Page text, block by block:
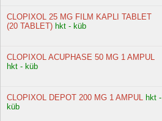
CLOPIXOL 25 MG FILM KAPLI TABLET
(20 TABLET) hkt - küb
CLOPIXOL ACUPHASE 50 MG 1 AMPUL
hkt - küb
CLOPIXOL DEPOT 200 MG 1 AMPUL hkt -
küb